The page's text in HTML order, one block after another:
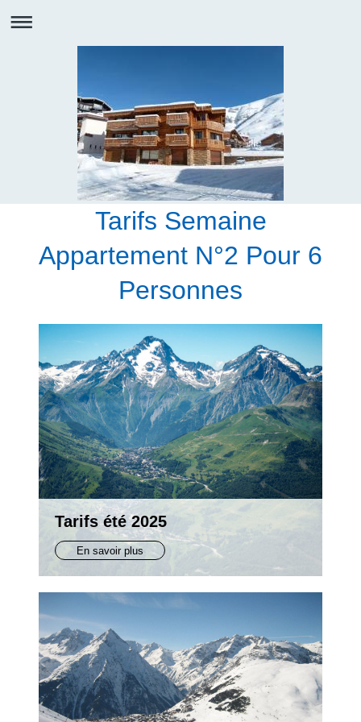
Tarifs Semaine
Appartement N°2 Pour 6
Personnes
Tarifs été 2025
En savoir plus